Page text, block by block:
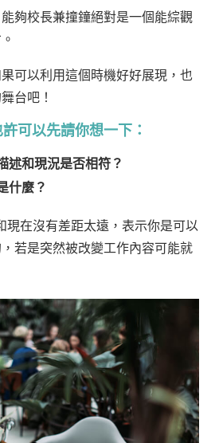
夠校長兼撞鐘絕對是一個能綜觀
可以利用這個時機好好展現，也
台吧！
可以先請你想一下：
述和現況是否相符？
什麼？
現在沒有差距太遠，表示你是可以
若是突然被改變工作內容可能就